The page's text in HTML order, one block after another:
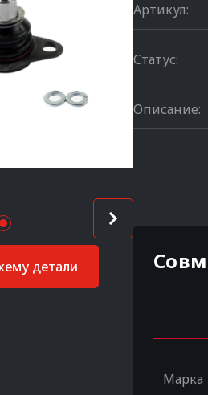
детали
Артикул:
Статус:
Описание:
Марка